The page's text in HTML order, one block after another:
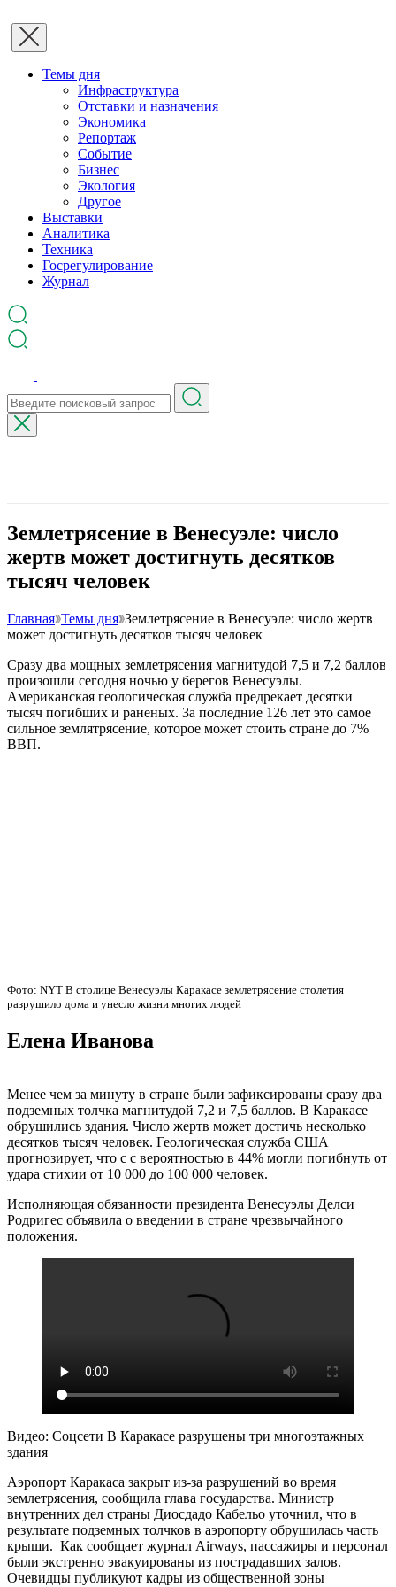
Темы дня
Инфраструктура
Отставки и назначения
Экономика
Репортаж
Событие
Бизнес
Экология
Другое
Выставки
Аналитика
Техника
Госрегулирование
Журнал
Землетрясение в Венесуэле: число
жертв может достигнуть десятков
тысяч человек
Главная Темы дня Землетрясение в Венесуэле: число жертв
может достигнуть десятков тысяч человек
Сразу два мощных землетрясения магнитудой 7,5 и 7,2 баллов
произошли сегодня ночью у берегов Венесуэлы.
Американская геологическая служба предрекает десятки
тысяч погибших и раненых. За последние 126 лет это самое
сильное землятрясение, которое может стоить стране до 7%
ВВП.
Фото: NYT В столице Венесуэлы Каракасе землетрясение столетия
разрушило дома и унесло жизни многих людей
Елена Иванова
Менее чем за минуту в стране были зафиксированы сразу два
подземных толчка магнитудой 7,2 и 7,5 баллов. В Каракасе
обрушились здания. Число жертв может достичь несколько
десятков тысяч человек. Геологическая служба США
прогнозирует, что с с вероятностью в 44% могли погибнуть от
удара стихии от 10 000 до 100 000 человек.
Исполняющая обязанности президента Венесуэлы Делси
Родригес объявила о введении в стране чрезвычайного
положения.
Видео: Соцсети В Каракасе разрушены три многоэтажных
здания
Аэропорт Каракаса закрыт из-за разрушений во время
землетрясения, сообщила глава государства. Министр
внутренних дел страны Диосдадо Кабельо уточнил, что в
результате подземных толчков в аэропорту обрушилась часть
крыши. Как сообщает журнал Airways, пассажиры и персонал
были экстренно эвакуированы из пострадавших залов.
Очевидцы публикуют кадры из общественной зоны